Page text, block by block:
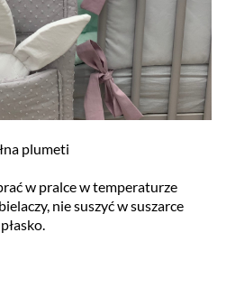
plumeti
w pralce w temperaturze
nie suszyć w suszarce